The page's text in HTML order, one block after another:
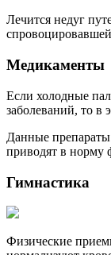
Лечится недуг
Медикаменты
Если холодные
заболеваний, то в
Данные
приводят в норму
Гимнастика
Физические